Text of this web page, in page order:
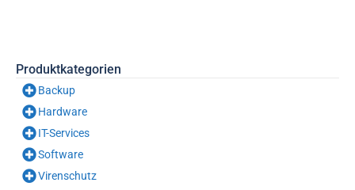
Produktkategorien
Backup
Hardware
IT-Services
Software
Virenschutz